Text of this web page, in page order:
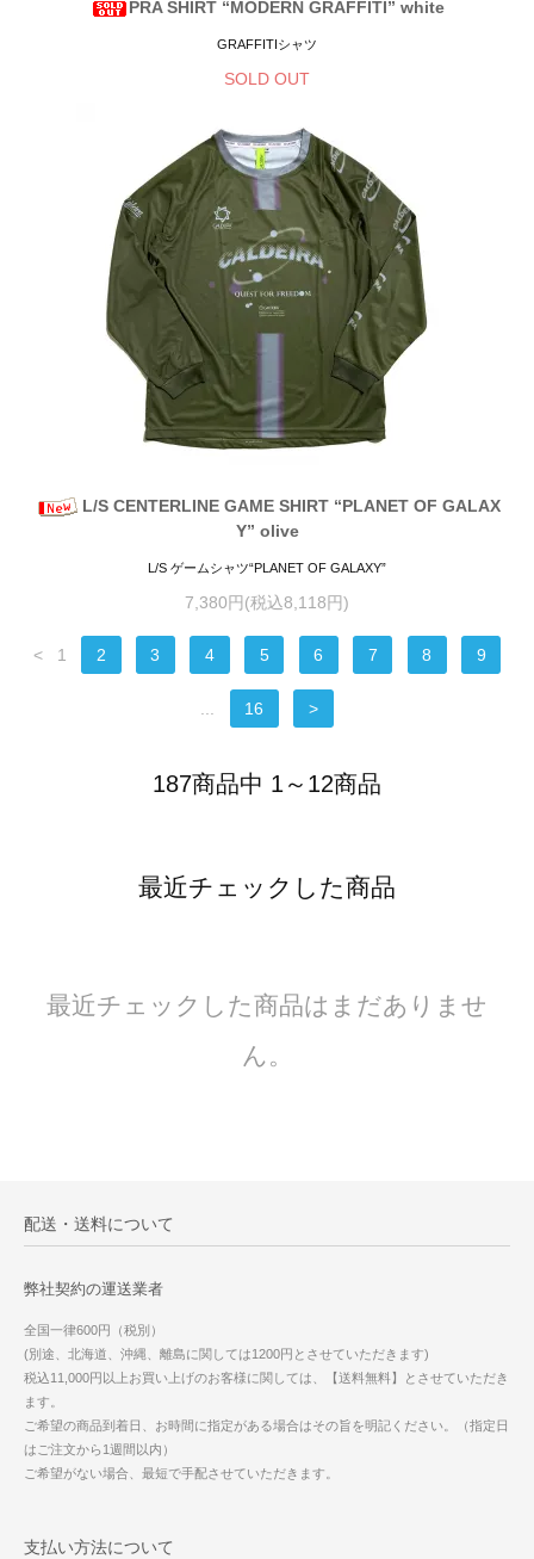
PRA SHIRT “MODERN GRAFFITI” white
GRAFFITIシャツ
SOLD OUT
L/S CENTERLINE GAME SHIRT “PLANET OF GALAX
Y” olive
L/S ゲームシャツ“PLANET OF GALAXY”
7,380円(税込8,118円)
< 1 2 3 4 5 6 7 8 9
16 >
187商品中 1～12商品
最近チェックした商品
最近チェックした商品はまだありませ
ん。
配送・送料について
弊社契約の運送業者
全国一律600円（税別）
(別途、北海道、沖縄、離島に関しては1200円とさせていただきます)
税込11,000円以上お買い上げのお客様に関しては、【送料無料】とさせていただき
ます。
ご希望の商品到着日、お時間に指定がある場合はその旨を明記ください。（指定日
はご注文から1週間以内）
ご希望がない場合、最短で手配させていただきます。
支払い方法について